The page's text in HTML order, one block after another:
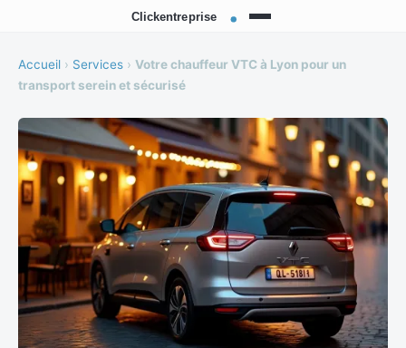
Accueil › Services › Votre chauffeur VTC à Lyon pour un
transport serein et sécurisé